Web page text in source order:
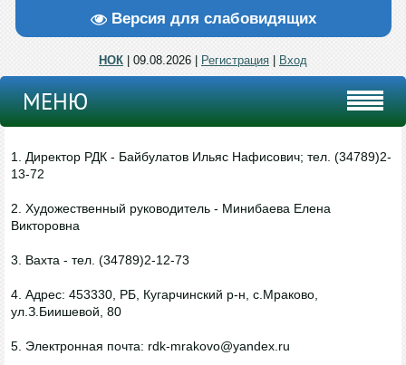
Версия для слабовидящих
НОК | 09.08.2026 | Регистрация Вход
МЕНЮ
1. Директор РДК - Байбулатов Ильяс Нафисович; тел. (34789)2-
13-72
2. Художественный руководитель - Минибаева Елена
Викторовна
3. Вахта - тел. (34789)2-12-73
4. Адрес: 453330, РБ, Кугарчинский р-н, с.Мраково,
ул.З.Биишевой, 80
5. Электронная почта: rdk-mrakovo@yandex.ru